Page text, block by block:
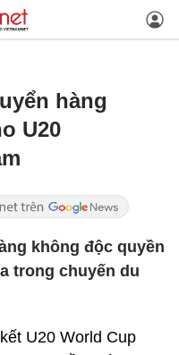
hàng
U20
không độc quyền
trong chuyến du
U20 World Cup